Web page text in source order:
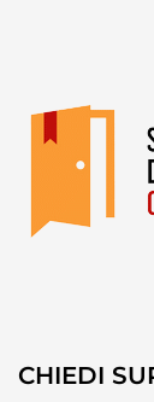
CHIEDI